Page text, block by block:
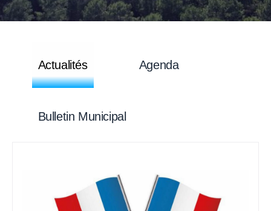
Actualités Agenda
Bulletin Municipal